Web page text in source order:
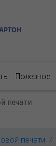
Полезное
печати